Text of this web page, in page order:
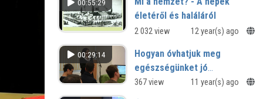
00:55:29
életéről és haláláról
2 032 view 12 year(s) ago
00:29:14
Hogyan óvhatjuk meg
egészségünket jó
szájhigiénével, helyes
367 view 11 year(s) ago